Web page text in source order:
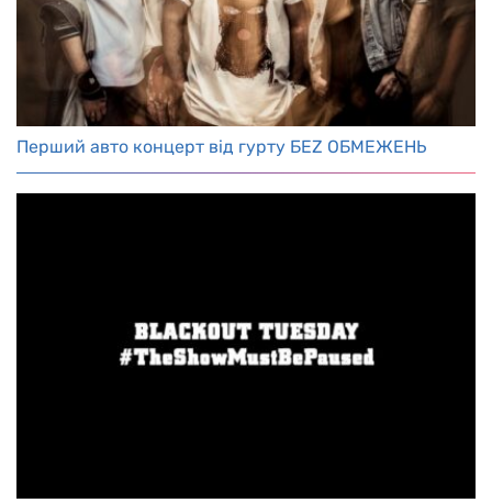
Перший авто концерт від гурту БЕZ ОБМЕЖЕНЬ